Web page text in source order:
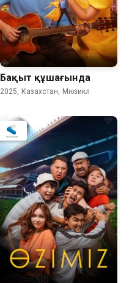
Бақыт құшағында
2025, Казахстан, Мюзикл